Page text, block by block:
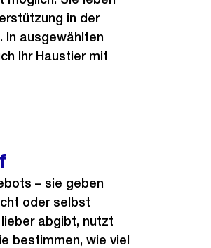
in der
In ausgewählten
Ihr Haustier mit
– sie geben
oder selbst
abgibt, nutzt
bestimmen, wie viel